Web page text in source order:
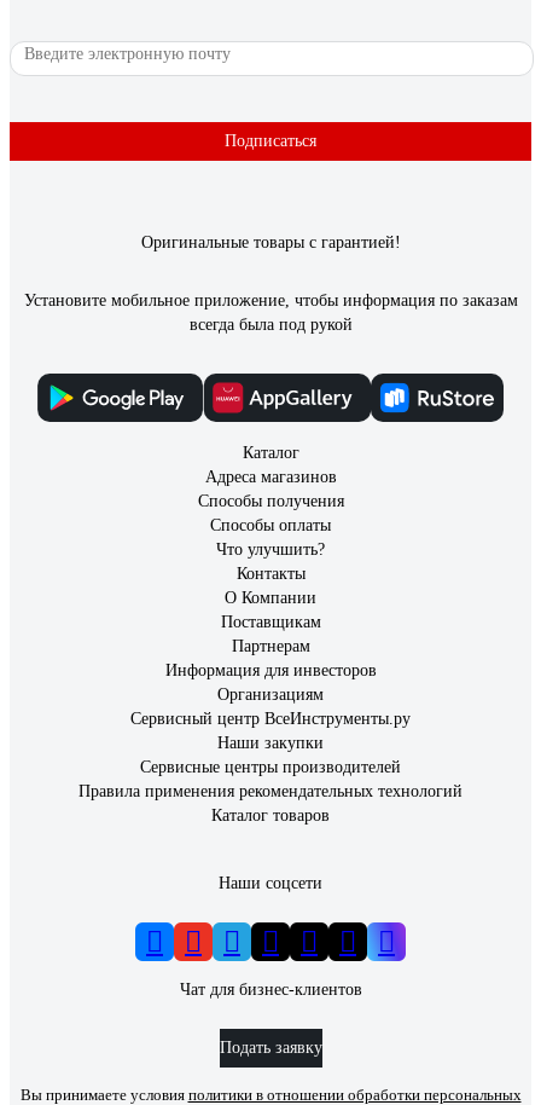
Подписаться
Оригинальные товары с гарантией!
Установите мобильное приложение, чтобы информация по заказам
всегда была под рукой
Каталог
Адреса магазинов
Способы получения
Способы оплаты
Что улучшить?
Контакты
О Компании
Поставщикам
Партнерам
Информация для инвесторов
Организациям
Сервисный центр ВсеИнструменты.ру
Наши закупки
Сервисные центры производителей
Правила применения рекомендательных технологий
Каталог товаров
Наши соцсети
Чат для бизнес-клиентов
Подать заявку
Вы принимаете условия политики в отношении обработки персональных